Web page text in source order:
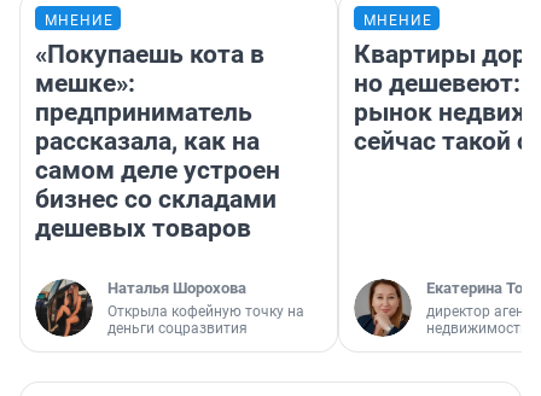
МНЕНИЕ
«Покупаешь кота в
мешке»:
предприниматель
рассказала, как на
самом деле устроен
бизнес со складами
дешевых товаров
Наталья Шорохова
Открыла кофейную точку на
деньги соцразвития
МНЕНИЕ
Квартиры
но дешевеют:
рынок
сейчас такой
Екатерина
директор
недвижимости